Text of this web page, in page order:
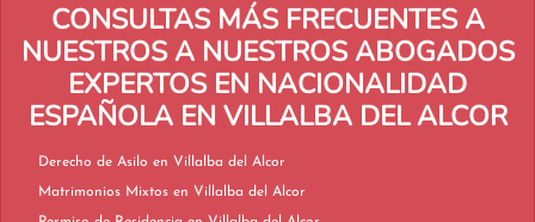
CONSULTAS MÁS FRECUENTES A
NUESTROS A NUESTROS ABOGADOS
EXPERTOS EN NACIONALIDAD
ESPAÑOLA EN VILLALBA DEL ALCOR
Derecho de Asilo en Villalba del Alcor
Matrimonios Mixtos en Villalba del Alcor